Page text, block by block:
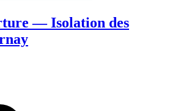
— Isolation des